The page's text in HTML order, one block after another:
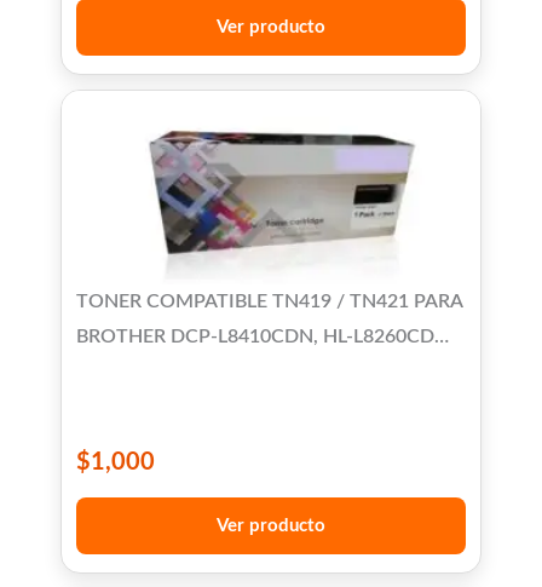
L5700/L5800/L5850/L5900/L6700/L6750/L6800/
Ver producto
TONER COMPATIBLE TN419 / TN421 PARA
BROTHER DCP-L8410CDN, HL-L8260CDW,
$1,000
Ver producto